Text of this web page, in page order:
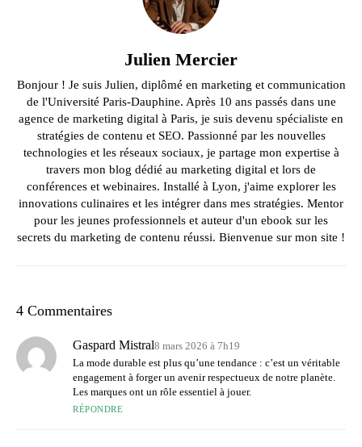
Julien Mercier
Bonjour ! Je suis Julien, diplômé en marketing et communication
de l'Université Paris-Dauphine. Après 10 ans passés dans une
agence de marketing digital à Paris, je suis devenu spécialiste en
stratégies de contenu et SEO. Passionné par les nouvelles
technologies et les réseaux sociaux, je partage mon expertise à
travers mon blog dédié au marketing digital et lors de
conférences et webinaires. Installé à Lyon, j'aime explorer les
innovations culinaires et les intégrer dans mes stratégies. Mentor
pour les jeunes professionnels et auteur d'un ebook sur les
secrets du marketing de contenu réussi. Bienvenue sur mon site !
4 Commentaires
Gaspard Mistral8 mars 2026 à 7h19
La mode durable est plus qu’une tendance : c’est un véritable
engagement à forger un avenir respectueux de notre planète.
Les marques ont un rôle essentiel à jouer.
RÉPONDRE